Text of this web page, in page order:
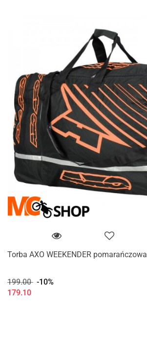
Torba AXO WEEKENDER pomarańczowa
199.00 -10%
179.10